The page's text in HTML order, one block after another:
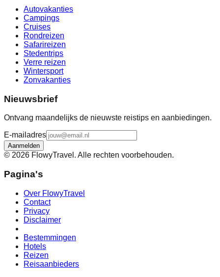
Autovakanties
Campings
Cruises
Rondreizen
Safarireizen
Stedentrips
Verre reizen
Wintersport
Zonvakanties
Nieuwsbrief
Ontvang maandelijks de nieuwste reistips en aanbiedingen.
E-mailadres
Aanmelden
© 2026 FlowyTravel. Alle rechten voorbehouden.
Pagina's
Over FlowyTravel
Contact
Privacy
Disclaimer
Bestemmingen
Hotels
Reizen
Reisaanbieders